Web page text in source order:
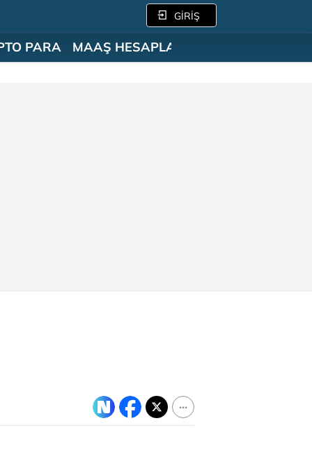
GİRİŞ
PARA MAAŞ HESAPLAMA